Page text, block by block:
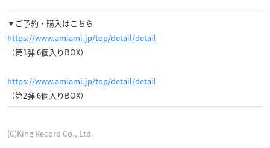
▼ご予約・購入はこちら
https://www.amiami.jp/top/detail/detail
（第1弾 6個入りBOX）
https://www.amiami.jp/top/detail/detail
（第2弾 6個入りBOX）
(C)King Record Co., Ltd.